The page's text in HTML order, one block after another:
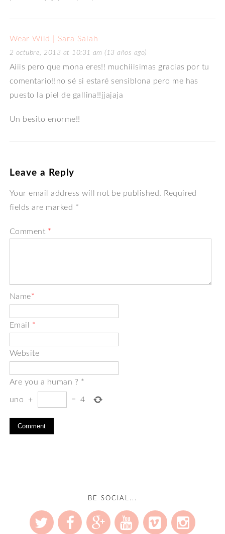
Wear Wild | Sara Salah
2 octubre, 2013 at 10:31 am (13 años ago)
Aiiis pero que mona eres!! muchiiisimas gracias por tu
comentario!!no sé si estaré sensiblona pero me has
puesto la piel de gallina!!jjajaja
Un besito enorme!!
Leave a Reply
Your email address will not be published. Required
fields are marked *
Comment *
Name*
Email *
Website
Are you a human ? *
uno + = 4
BE SOCIAL...